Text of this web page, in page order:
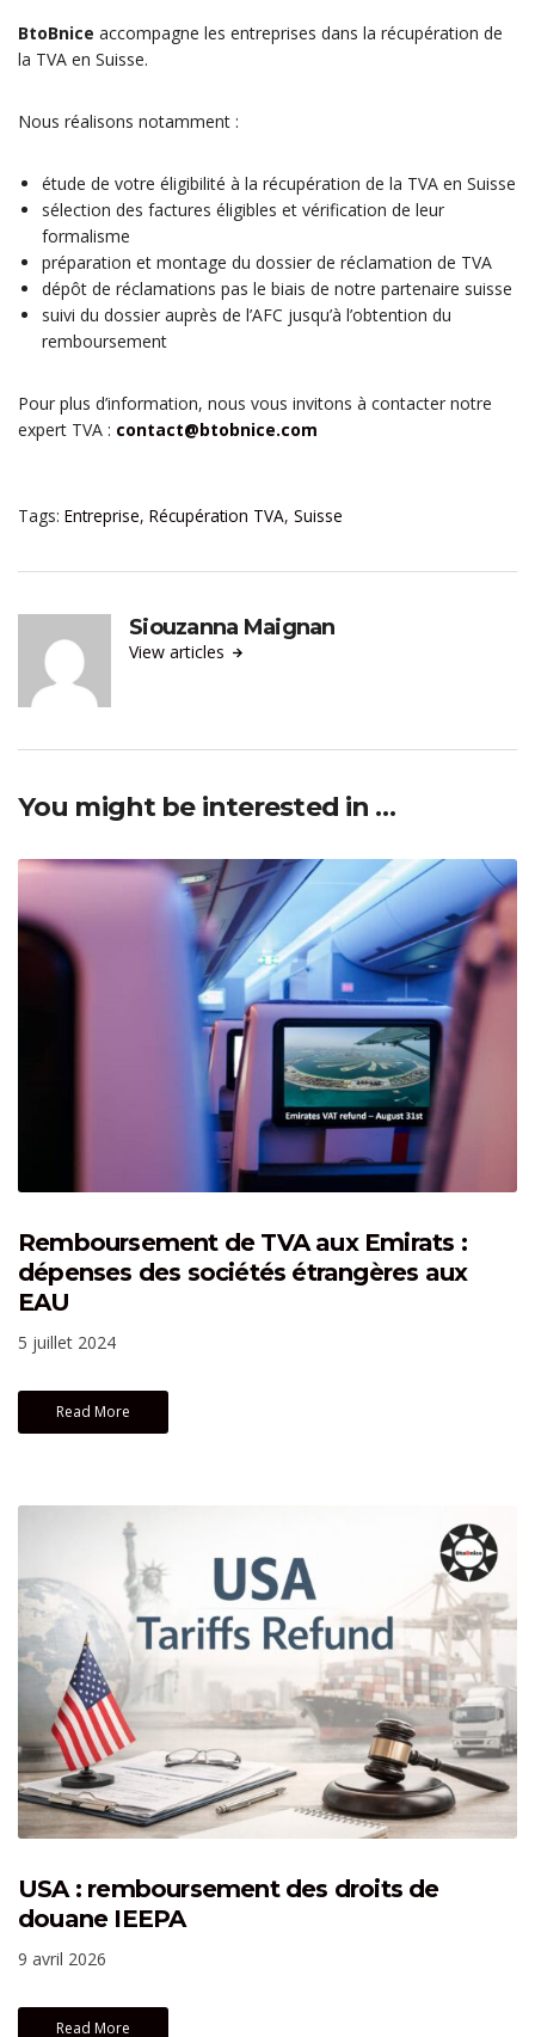
BtoBnice accompagne les entreprises dans la récupération de
la TVA en Suisse.
Nous réalisons notamment :
étude de votre éligibilité à la récupération de la TVA en Suisse
sélection des factures éligibles et vérification de leur
formalisme
préparation et montage du dossier de réclamation de TVA
dépôt de réclamations pas le biais de notre partenaire suisse
suivi du dossier auprès de l’AFC jusqu’à l’obtention du
remboursement
Pour plus d’information, nous vous invitons à contacter notre
expert TVA : contact@btobnice.com
Tags: Entreprise, Récupération TVA, Suisse
Siouzanna Maignan
View articles
You might be interested in …
Remboursement de TVA aux Emirats :
dépenses des sociétés étrangères aux
EAU
5 juillet 2024
Read More
USA : remboursement des droits de
douane IEEPA
9 avril 2026
Read More